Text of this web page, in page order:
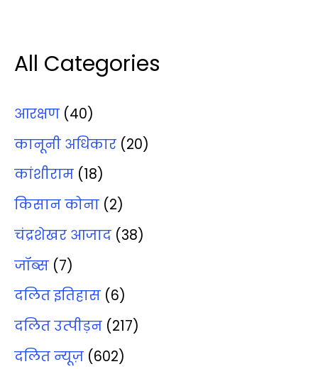
All Categories
आरक्षण (40)
कानूनी अधिकार (20)
कांशीराम (18)
किसान कोना (2)
चंद्रशेखर आजाद (38)
जॉब्‍स (7)
दलित इतिहास (6)
दलित उत्‍पीड़न (217)
दलित न्‍यूज़ (602)